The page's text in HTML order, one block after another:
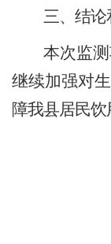
三、结论
本次监
继续加强对
障我县居民饮